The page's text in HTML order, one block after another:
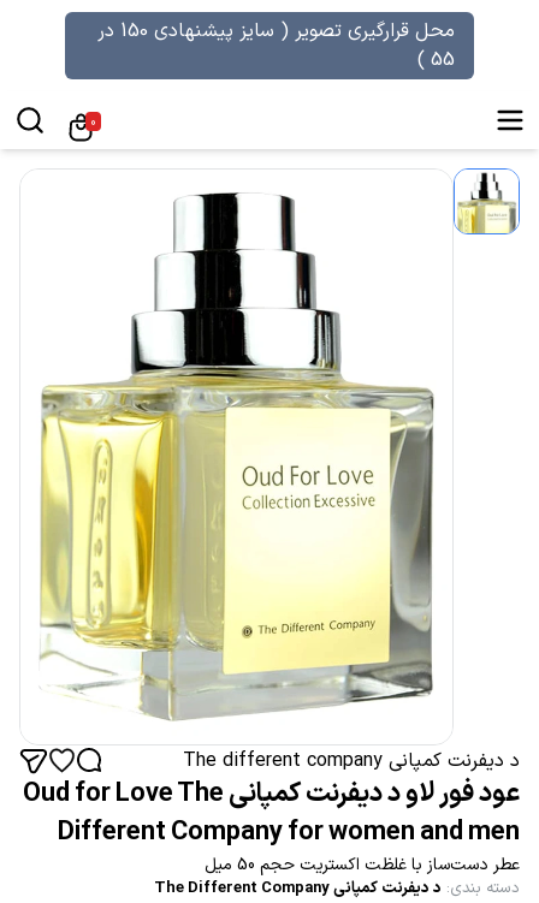
محل قرارگیری تصویر ( سایز پیشنهادی 150 در
55 )
0
د دیفرنت کمپانی The different company
عود فور لاو د دیفرنت کمپانی Oud for Love The
Different Company for women and men
عطر دست‌ساز با غلظت اکستریت حجم 50 میل
دسته بندی: د دیفرنت کمپانی The Different Company